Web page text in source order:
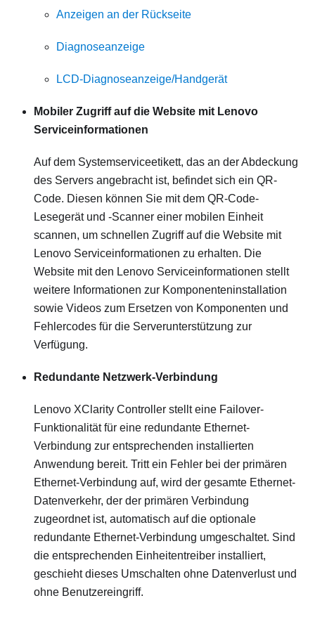
Anzeigen an der Rückseite
Diagnoseanzeige
LCD-Diagnoseanzeige/Handgerät
Mobiler Zugriff auf die Website mit Lenovo
Serviceinformationen
Auf dem Systemserviceetikett, das an der Abdeckung
des Servers angebracht ist, befindet sich ein QR-
Code. Diesen können Sie mit dem QR-Code-
Lesegerät und ‑Scanner einer mobilen Einheit
scannen, um schnellen Zugriff auf die Website mit
Lenovo Serviceinformationen zu erhalten. Die
Website mit den Lenovo Serviceinformationen stellt
weitere Informationen zur Komponenteninstallation
sowie Videos zum Ersetzen von Komponenten und
Fehlercodes für die Serverunterstützung zur
Verfügung.
Redundante Netzwerk-Verbindung
Lenovo XClarity Controller stellt eine Failover-
Funktionalität für eine redundante Ethernet-
Verbindung zur entsprechenden installierten
Anwendung bereit. Tritt ein Fehler bei der primären
Ethernet-Verbindung auf, wird der gesamte Ethernet-
Datenverkehr, der der primären Verbindung
zugeordnet ist, automatisch auf die optionale
redundante Ethernet-Verbindung umgeschaltet. Sind
die entsprechenden Einheitentreiber installiert,
geschieht dieses Umschalten ohne Datenverlust und
ohne Benutzereingriff.